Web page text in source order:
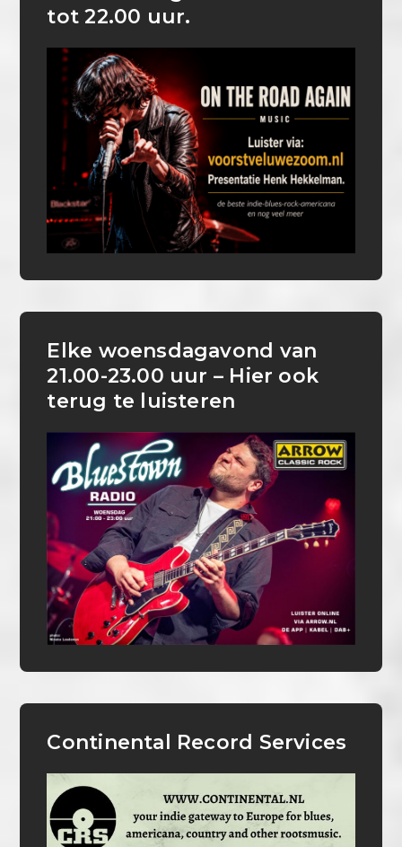
tot 22.00 uur.
Elke woensdagavond van
21.00-23.00 uur – Hier ook
terug te luisteren
Continental Record Services